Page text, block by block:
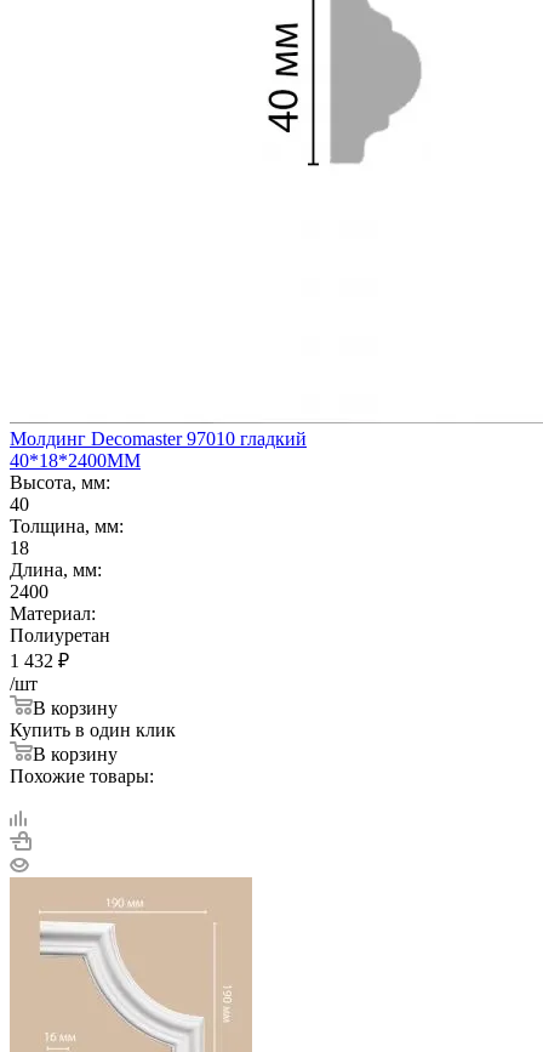
Молдинг Decomaster 97010 гладкий
40*18*2400ММ
Высота, мм:
40
Толщина, мм:
18
Длина, мм:
2400
Материал:
Полиуретан
1 432 ₽
/шт
В корзину
Купить в один клик
В корзину
Похожие товары: